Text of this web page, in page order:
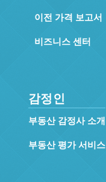
이전 가격 보고서
비즈니스 센터
감정인
부동산 감정사 소개
부동산 평가 서비스